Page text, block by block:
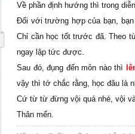
Về phần định hướng thì trong
Đối với trường hợp của bạn,
Chỉ cần học tốt trước đã. Theo
ngay lập tức được.
Sau đó, đụng đến môn nào thì
vậy thì tớ chắc rằng, học đâu là
Cứ từ từ đừng vội quá nhé, vội
Thân mến.